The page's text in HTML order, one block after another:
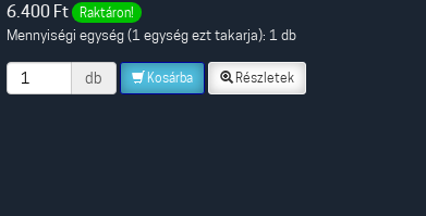
6.400 Ft Raktáron!
Mennyiségi egység (1 egység ezt takarja): 1 db
db Kosárba Részletek